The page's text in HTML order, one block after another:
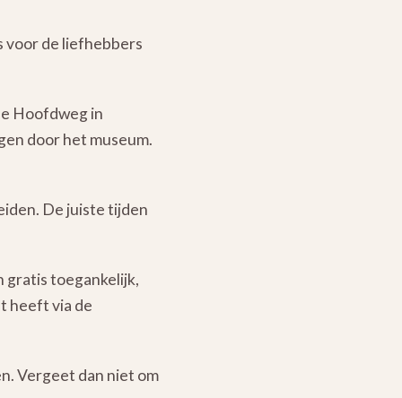
voor de liefhebbers
Hoofdweg in
door het museum.
De juiste tijden
gratis toegankelijk,
heeft via de
Vergeet dan niet om